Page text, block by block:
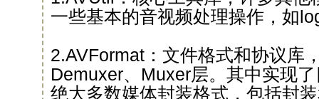
一些基本的音视频处理操作，如
2.AVFormat：文件格式和协议库
Demuxer、Muxer层。其中实现
绝大多数媒体封装格式，包括封